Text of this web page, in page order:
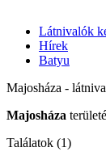
Látnivalók
Hírek
Batyu
Majosháza -
Majosháza
Találatok (1)